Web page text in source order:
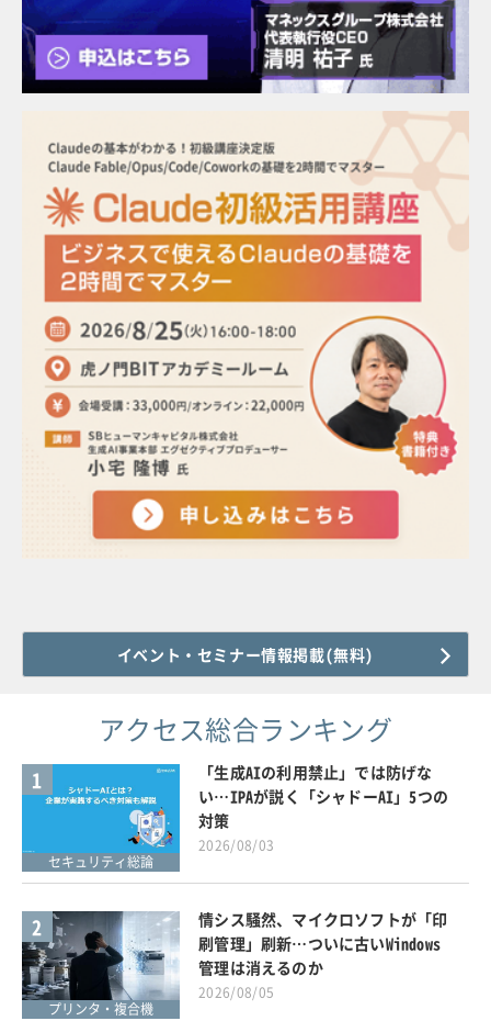
イベント・セミナー情報掲載(無料)
アクセス総合ランキング
1
セキュリティ総論
「生成AIの利用禁止」では防げな
い…IPAが説く「シャドーAI」5つの
対策
2026/08/03
2
プリンタ・複合機
情シス騒然、マイクロソフトが「印
刷管理」刷新…ついに古いWindows
管理は消えるのか
2026/08/05